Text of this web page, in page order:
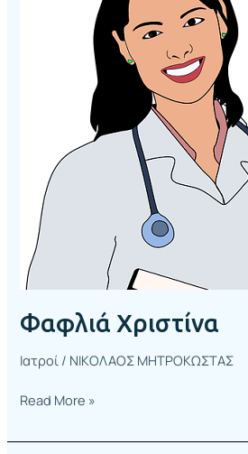
Φαφλιά Χριστίνα
Ιατροί / ΝΙΚΟΛΑΟΣ ΜΗΤΡΟΚΩΣΤΑΣ
Read More »